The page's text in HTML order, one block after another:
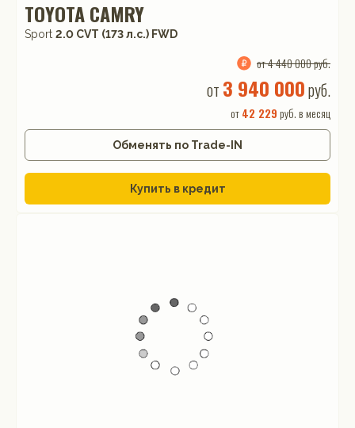
TOYOTA CAMRY
Sport 2.0 CVT (173 л.с.) FWD
от 4 440 000 руб.
от 3 940 000руб.
от42 229 руб. в месяц
Обменять по Trade-IN
Купить в кредит